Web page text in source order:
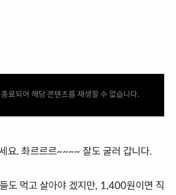
료되어 해당 콘텐츠를 재생할 수 없습니다.
요. 촤르르르~~~~ 잘도 굴러 갑니다.
도 먹고 살아야 겠지만, 1,400원이면 직